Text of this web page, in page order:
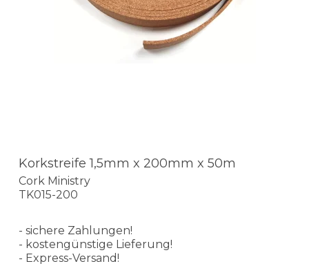
Korkstreife 1,5mm x 200mm x 50m
Cork Ministry
TK015-200
- sichere Zahlungen!
- kostengünstige Lieferung!
- Express-Versand!